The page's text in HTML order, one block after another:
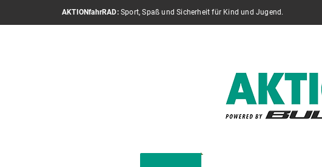
AKTIONfahrRAD:Sport, Spaß und Sicherheit für Kind und Jugend.